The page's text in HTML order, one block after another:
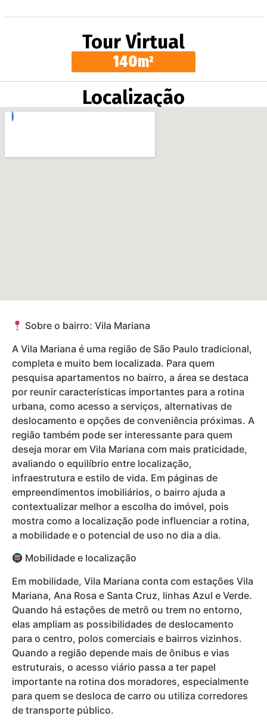
Tour Virtual
140m²
Localização
Sobre o bairro: Vila Mariana
A Vila Mariana é uma região de São Paulo tradicional,
completa e muito bem localizada. Para quem
pesquisa apartamentos no bairro, a área se destaca
por reunir características importantes para a rotina
urbana, como acesso a serviços, alternativas de
deslocamento e opções de conveniência próximas. A
região também pode ser interessante para quem
deseja morar em Vila Mariana com mais praticidade,
avaliando o equilíbrio entre localização,
infraestrutura e estilo de vida. Em páginas de
empreendimentos imobiliários, o bairro ajuda a
contextualizar melhor a escolha do imóvel, pois
mostra como a localização pode influenciar a rotina,
a mobilidade e o potencial de uso no dia a dia.
Mobilidade e localização
Em mobilidade, Vila Mariana conta com estações Vila
Mariana, Ana Rosa e Santa Cruz, linhas Azul e Verde.
Quando há estações de metrô ou trem no entorno,
elas ampliam as possibilidades de deslocamento
para o centro, polos comerciais e bairros vizinhos.
Quando a região depende mais de ônibus e vias
estruturais, o acesso viário passa a ter papel
importante na rotina dos moradores, especialmente
para quem se desloca de carro ou utiliza corredores
de transporte público.